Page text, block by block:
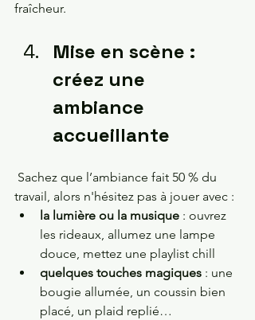
fraîcheur.
Mise en scène :
créez une
ambiance
accueillante
travail, alors n'hésitez pas à jouer avec :
la lumière ou la musique : ouvrez
les rideaux, allumez une lampe
douce, mettez une playlist chill
quelques touches magiques : une
bougie allumée, un coussin bien
placé, un plaid replié…